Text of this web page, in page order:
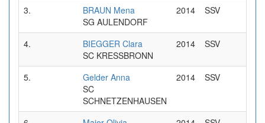
3.
BRAUN Mena
SG AULENDORF
2014 SSV
4.
BIEGGER Clara
SC KRESSBRONN
2014 SSV
5.
Gelder Anna
SC
SCHNETZENHAUSEN
2014 SSV